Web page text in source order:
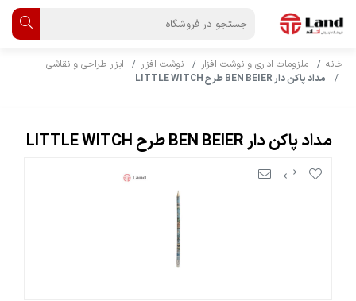
خانه ملزومات اداری و نوشت افزار نوشت افزار
ابزار طراحی و نقاشی
مداد پاکن دار BEN BEIER طرح LITTLE WITCH
مداد پاکن دار BEN BEIER طرح LITTLE WITCH